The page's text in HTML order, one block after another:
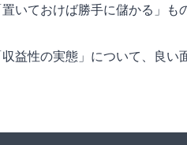
いておけば勝手に儲かる」も
益性の実態」について、良い